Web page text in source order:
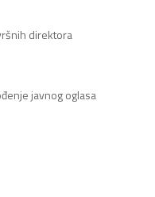
direktora
javnog oglasa